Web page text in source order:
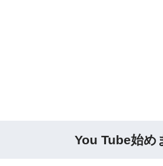
You Tube始め